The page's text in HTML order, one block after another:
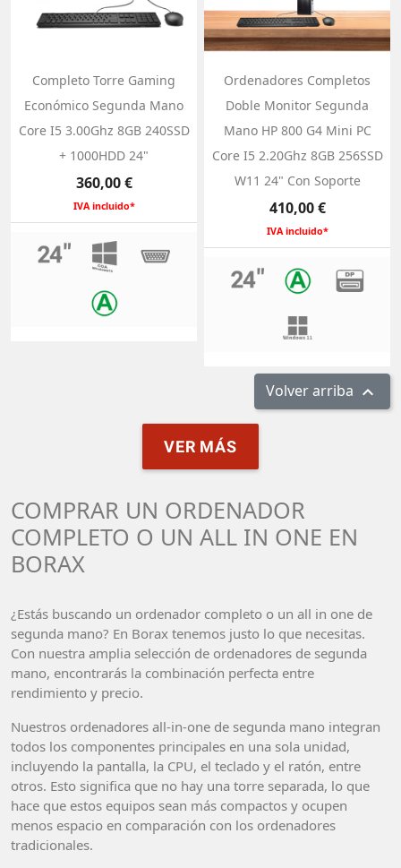
Completo Torre Gaming
Económico Segunda Mano
Core I5 3.00Ghz 8GB 240SSD
+ 1000HDD 24"
Precio
360,00 €
IVA incluido*
Ordenadores Completos
Doble Monitor Segunda
Mano HP 800 G4 Mini PC
Core I5 2.20Ghz 8GB 256SSD
W11 24" Con Soporte
Precio
410,00 €
IVA incluido*
Volver arriba 
VER MÁS
COMPRAR UN ORDENADOR
COMPLETO O UN ALL IN ONE EN
BORAX
¿Estás buscando un ordenador completo o un all in one de
segunda mano? En Borax tenemos justo lo que necesitas.
Con nuestra amplia selección de ordenadores de segunda
mano, encontrarás la combinación perfecta entre
rendimiento y precio.
Nuestros ordenadores all-in-one de segunda mano integran
todos los componentes principales en una sola unidad,
incluyendo la pantalla, la CPU, el teclado y el ratón, entre
otros. Esto significa que no hay una torre separada, lo que
hace que estos equipos sean más compactos y ocupen
menos espacio en comparación con los ordenadores
tradicionales.